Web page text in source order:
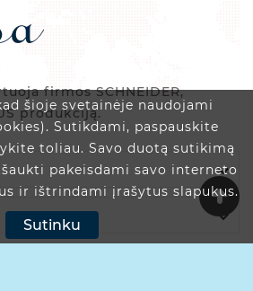
šioje svetainėje naudojami
Sutikdami, paspauskite
toliau. Savo duotą sutikimą
pakeisdami savo interneto
ir ištrindami įrašytus slapukus.
Sutinku
firmos SCHNEIDER,
produkciją.

